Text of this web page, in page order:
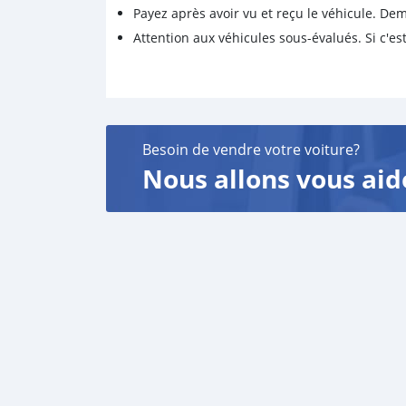
Payez après avoir vu et reçu le véhicule.
Attention aux véhicules sous-évalués. Si
Besoin de vendre votre voiture?
Nous allons vous